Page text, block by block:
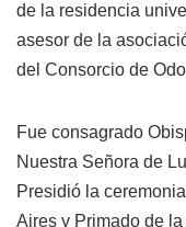
de la residencia
asesor de la
del Consorcio de
Fue consagrado
Nuestra Señora de
Presidió la
Aires y Primado de